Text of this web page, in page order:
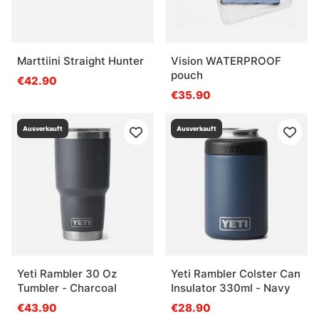
Marttiini Straight Hunter
€42.90
Vision WATERPROOF
pouch
€35.90
Ausverkauft
Yeti Rambler 30 Oz
Tumbler - Charcoal
€43.90
Ausverkauft
Yeti Rambler Colster Can
Insulator 330ml - Navy
€28.90